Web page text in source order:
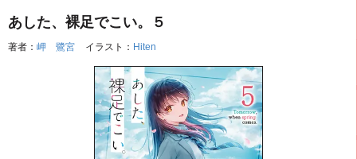
あした、裸足でこい。５
著者： 岬 鷺宮 イラスト： Hiten